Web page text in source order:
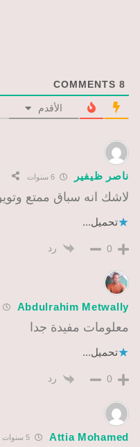
8
الأقدم
ناصر ظيفير
لاشك انه سباق ممتع
تحميل...
0 رد
Abdulrahim Metwally
معلومات مفيدة جدا
تحميل...
0 رد
Attia Mohamed 5 سنوات